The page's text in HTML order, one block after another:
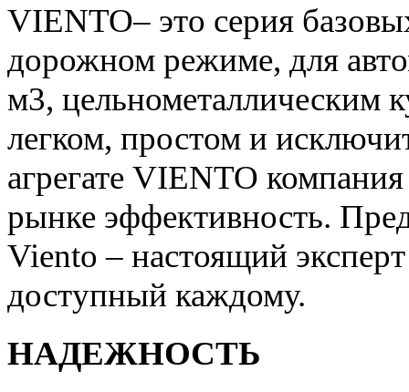
VIENTO– это серия
дорожном режиме, для
м3, цельнометаллическим
легком, простом и
агрегате VIENTO
рынке эффективность.
Viento – настоящий
доступный каждому.
НАДЕЖНОСТЬ